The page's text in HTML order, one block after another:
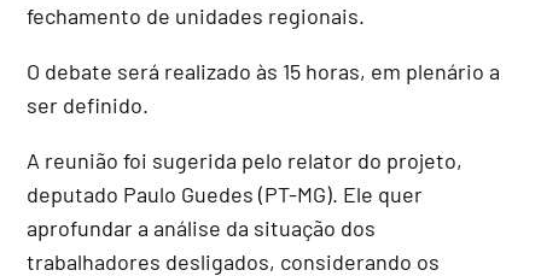
fechamento de unidades regionais.
O debate será realizado às 15 horas, em plenário a
ser definido.
A reunião foi sugerida pelo relator do projeto,
deputado Paulo Guedes (PT-MG). Ele quer
aprofundar a análise da situação dos
trabalhadores desligados, considerando os